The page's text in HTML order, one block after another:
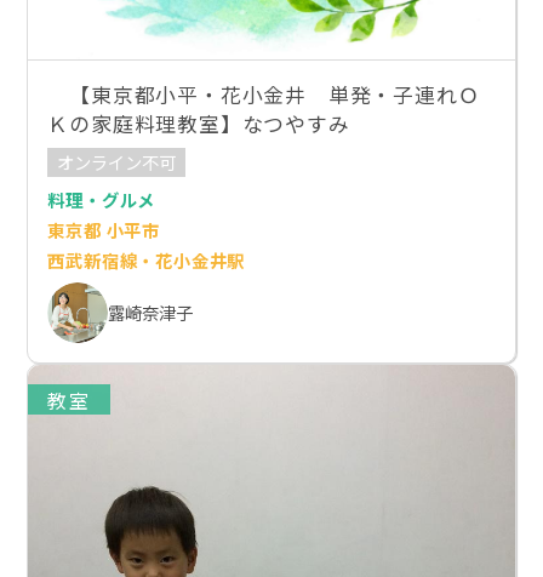
【東京都小平・花小金井 単発・子連れＯ
Ｋの家庭料理教室】なつやすみ
オンライン不可
料理・グルメ
東京都 小平市
西武新宿線・花小金井駅
露崎奈津子
教室